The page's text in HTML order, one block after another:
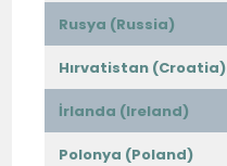
Rusya (Russia)
Hırvatistan (Croatia)
İrlanda (Ireland)
Polonya (Poland)